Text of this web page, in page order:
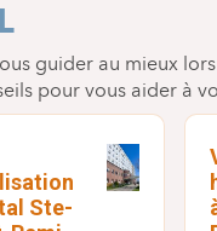
guider au mieux
pour vous aider à
Ste-